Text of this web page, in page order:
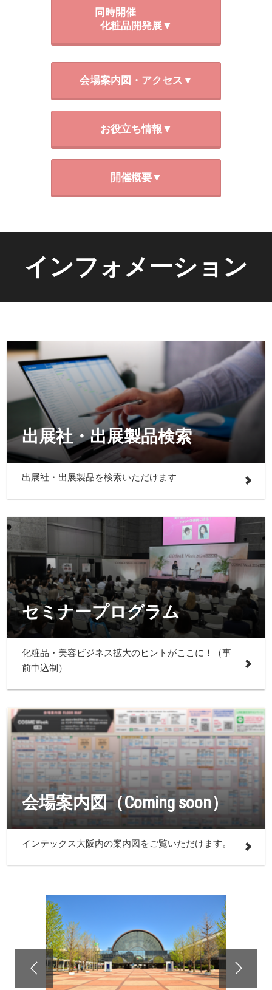
同時開催
化粧品開発展▼
会場案内図・アクセス▼
お役立ち情報▼
開催概要▼
インフォメーション
出展社・出展製品検索
出展社・出展製品を検索いただけます
セミナープログラム
化粧品・美容ビジネス拡大のヒントがここに！（事
前申込制）
会場案内図（Coming soon）
インテックス大阪内の案内図をご覧いただけます。